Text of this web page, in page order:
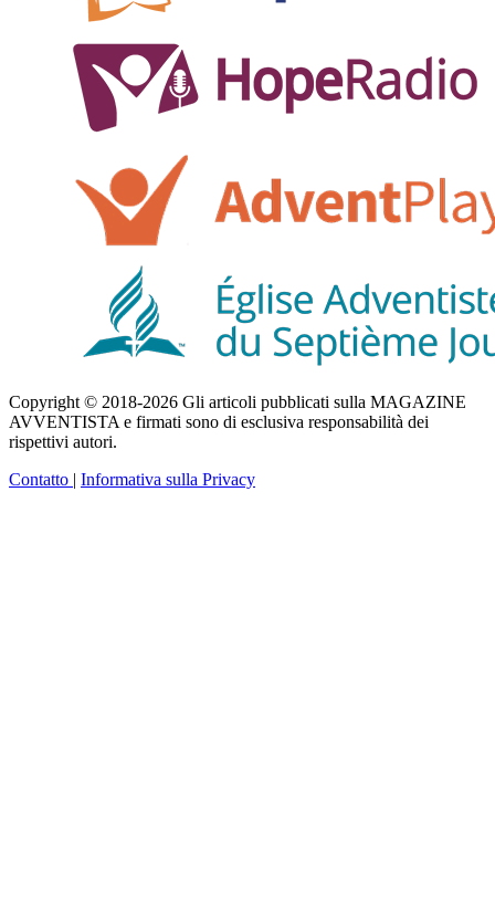
Copyright © 2018-2026 Gli articoli pubblicati sulla MAGAZINE
AVVENTISTA e firmati sono di esclusiva responsabilità dei
rispettivi autori.
Contatto | Informativa sulla Privacy